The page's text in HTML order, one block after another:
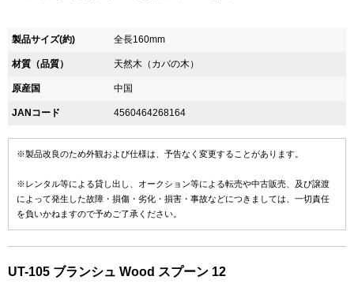
製品サイズ(約) 全長160mm
材質（品質） 天然木（カバの木）
原産国 中国
JANコード 4560464268164
※製品改良のため外観および仕様は、予告なく変更することがあります。
※レンタル等による貸し出し、オークション等による転売や中古販売、及び譲渡
によって発生した故障・損傷・劣化・損害・事故などにつきましては、一切責任
を負いかねますので予めご了承ください。
UT-105 ブランシュ Wood スプーン 12